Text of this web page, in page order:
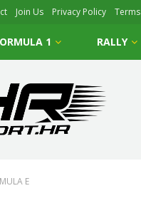
Join Us Privacy Policy Terms
1 RALLY
E